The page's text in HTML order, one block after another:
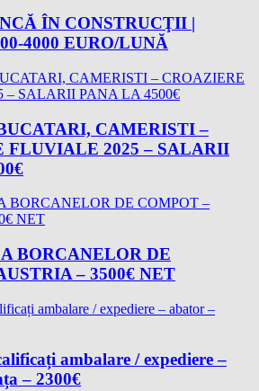
ÎN CONSTRUCŢII |
4000 EURO/LUNĂ
CAMERISTI –
FLUVIALE 2025 – SALARII
BORCANELOR DE
– 3500€ NET
ambalare / expediere –
– 2300€